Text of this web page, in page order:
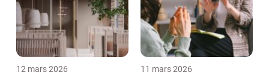
12 mars 2026 11 mars 2026